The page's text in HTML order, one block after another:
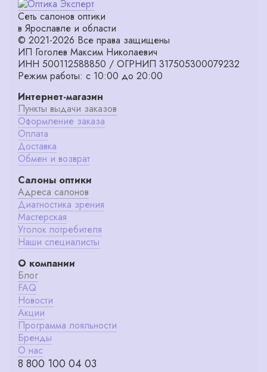
Сеть салонов оптики
в Ярославле и области
© 2021-2026 Все права защищены
ИП Гоголев Максим Николаевич
ИНН 500112588850 / ОГРНИП 317505300079232
Режим работы: с 10:00 до 20:00
Интернет-магазин
Пункты выдачи заказов
Оформление заказа
Оплата
Доставка
Обмен и возврат
Салоны оптики
Адреса салонов
Диагностика зрения
Мастерская
Уголок потребителя
Наши специалисты
О компании
Блог
FAQ
Новости
Акции
Программа лояльности
Бренды
О нас
8 800 100 04 03